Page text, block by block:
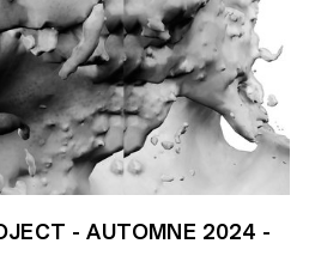
- AUTOMNE 2024 -